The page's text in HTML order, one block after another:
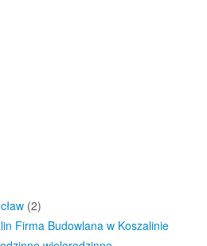
(2)
Firma Budowlana w Koszalinie